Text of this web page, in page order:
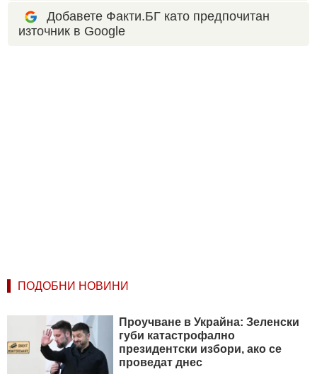
Добавете Факти.БГ като предпочитан
източник в Google
ПОДОБНИ НОВИНИ
Проучване в Украйна: Зеленски
губи катастрофално
президентски избори, ако се
проведат днес